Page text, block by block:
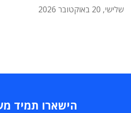
שלישי, 20 באוקטובר 2026
הישארו תמיד